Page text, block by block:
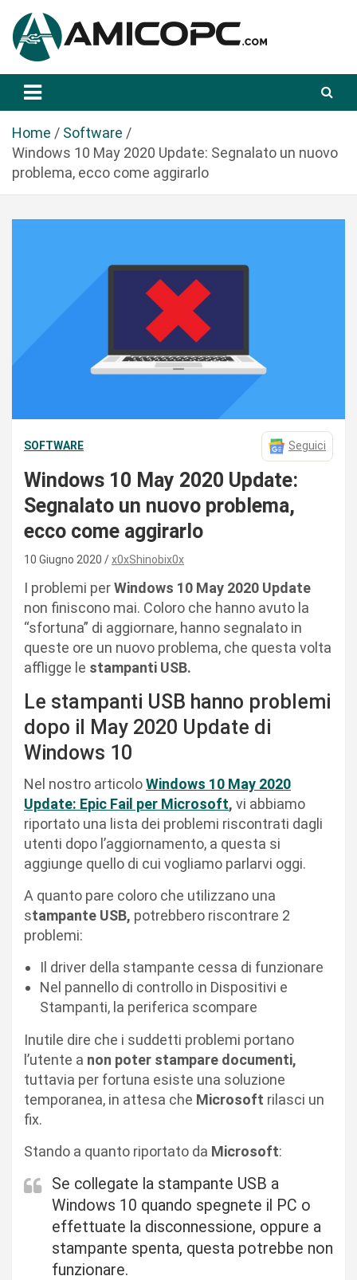
a
Amicopc.com
Home
Software
Windows 10 May 2020 Update: Segnalato un nuovo
problema, ecco come aggirarlo
SOFTWARE Seguici
Windows 10 May 2020 Update:
Segnalato un nuovo problema,
ecco come aggirarlo
10 Giugno 2020 x0xShinobix0x
I problemi perWindows 10 May 2020 Update
non finiscono mai. Coloro che hanno avuto la
“sfortuna” di aggiornare, hanno segnalato in
queste ore un nuovo problema, che questa volta
affligge le stampanti USB.
Le stampanti USB hanno problemi
dopo il May 2020 Update di
Windows 10
Nel nostro articoloWindows 10 May 2020
Update: Epic Fail per Microsoft, vi abbiamo
riportato una lista dei problemi riscontrati dagli
utenti dopo l’aggiornamento, a questa si
aggiunge quello di cui vogliamo parlarvi oggi.
A quanto pare coloro che utilizzano una
stampante USB, potrebbero riscontrare 2
problemi:
Il driver della stampante cessa di funzionare
Nel pannello di controllo in Dispositivi e
Stampanti, la periferica scompare
Inutile dire che i suddetti problemi portano
l’utente a non poter stampare documenti,
tuttavia per fortuna esiste una soluzione
temporanea, in attesa che Microsoft rilasci un
fix.
Stando a quanto riportato da Microsoft:
Se collegate la stampante USB a
Windows 10 quando spegnete il PC o
effettuate la disconnessione, oppure a
stampante spenta, questa potrebbe non
funzionare.